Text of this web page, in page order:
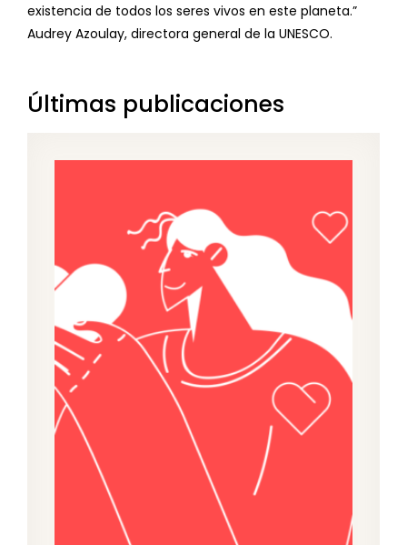
existencia de todos los seres vivos en este planeta.”
Audrey Azoulay, directora general de la UNESCO.
Últimas publicaciones